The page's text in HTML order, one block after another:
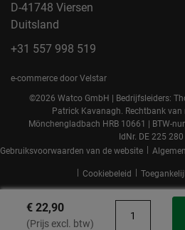
€ 22,90
(Prijs excl. btw)
D-41748 Viersen
Duitsland
+31 557 998 519
e-commerce door Velstar
©2026 Watco GmbH | Bedrijfsleiders:
Patrick Kavanagh. Rechtbank
Mönchengladbach HRB 10661 | BTW-
IdNr. DE 225 280
Gebruiksvoorwaarden van de website
Cookiebeleid